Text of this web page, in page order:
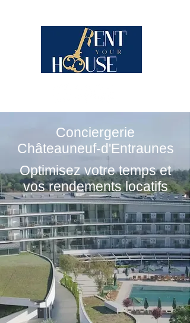
Conciergerie
Châteauneuf-d'Entraunes
Optimisez votre temps et
vos rendements locatifs